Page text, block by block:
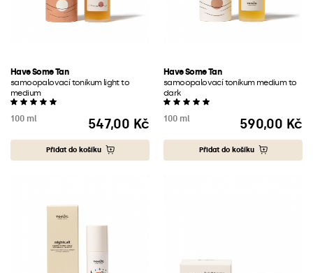
Have Some Tan
samoopalovací tonikum light to
medium
100 ml
Cena
547,00 Kč
Přidat do košíku
Have Some Tan
samoopalovací tonikum medium to
dark
100 ml
Cena
590,00 Kč
Přidat do košíku